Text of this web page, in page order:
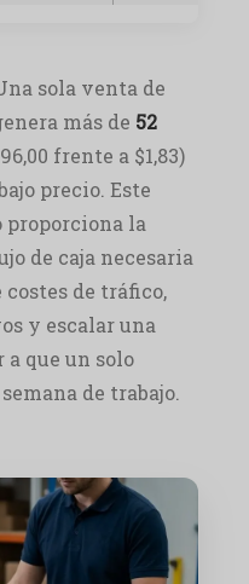
sola venta de
más de 52
frente a $1,83)
precio. Este
proporciona la
de caja necesaria
costes de tráfico,
y escalar una
que un solo
de trabajo.